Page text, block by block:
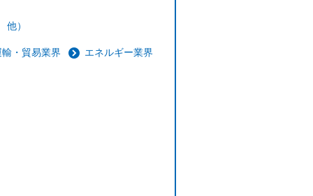
）
・貿易業界 エネルギー業界